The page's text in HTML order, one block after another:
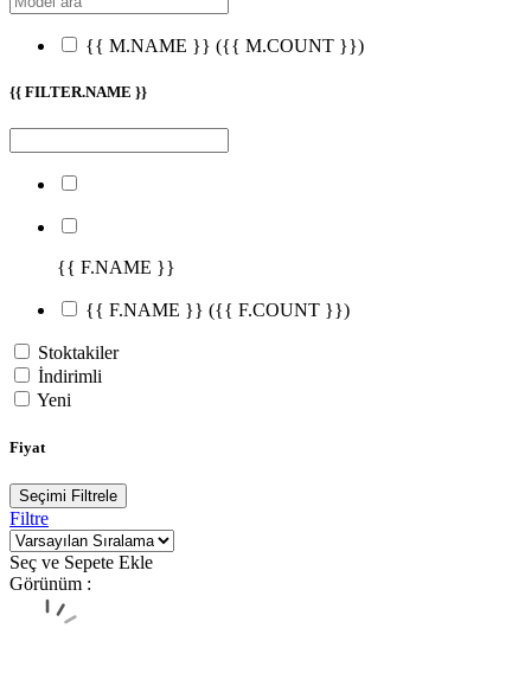
{{ M.NAME }} ({{ M.COUNT }})
{{ FILTER.NAME }}
{{ F.NAME }}
{{ F.NAME }} ({{ F.COUNT }})
Stoktakiler
İndirimli
Yeni
Fiyat
Seçimi Filtrele
Filtre
Seç ve Sepete Ekle
Görünüm :